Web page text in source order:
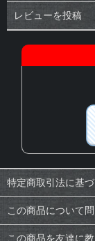
レビューを投稿
特定商取引法に基
この商品について
この商品を友達に